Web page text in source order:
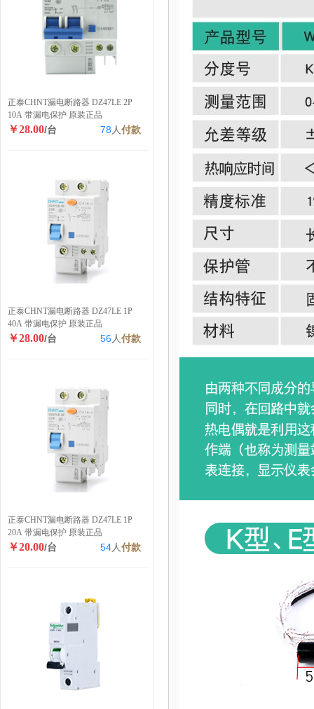
正泰CHNT漏电断路器 DZ47LE 2P
10A 带漏电保护 原装正品
￥28.00/台 78 人付款
正泰CHNT漏电断路器 DZ47LE 1P
40A 带漏电保护 原装正品
￥28.00/台 56人付款
正泰CHNT漏电断路器 DZ47LE 1P
20A 带漏电保护 原装正品
￥20.00/台 54人付款